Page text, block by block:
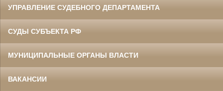
УПРАВЛЕНИЕ СУДЕБНОГО ДЕПАРТАМЕНТА
СУДЫ СУБЪЕКТА РФ
МУНИЦИПАЛЬНЫЕ ОРГАНЫ ВЛАСТИ
ВАКАНСИИ